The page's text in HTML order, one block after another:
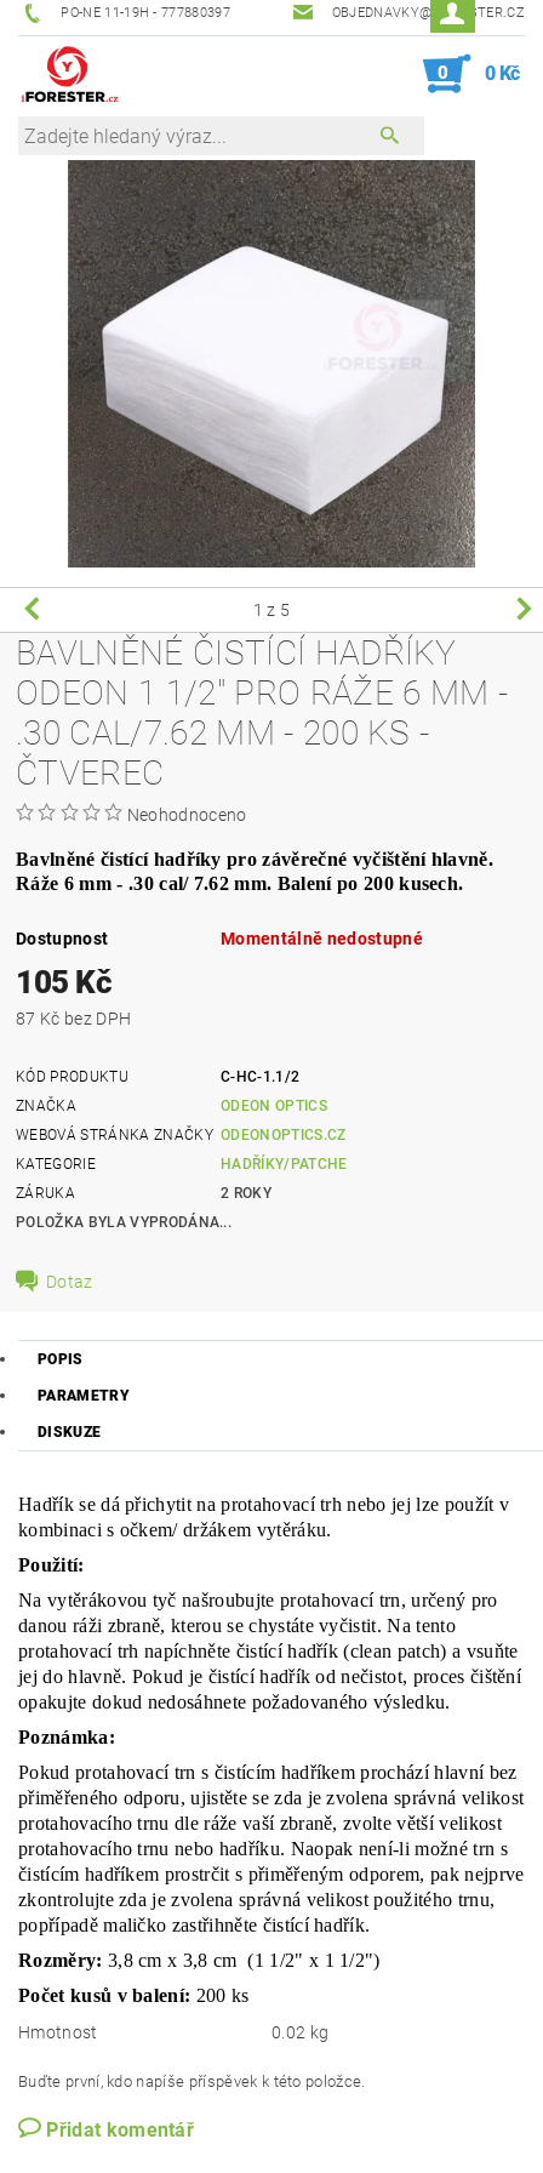
PO-NE 11-19H - 777880397 OBJEDNAVKY@IFORESTER.CZ
0 0 Kč
1 z 5
BAVLNĚNÉ ČISTÍCÍ HADŘÍKY
ODEON 1 1/2" PRO RÁŽE 6 MM -
.30 CAL/7.62 MM - 200 KS -
ČTVEREC
Neohodnoceno
Bavlněné čistící hadříky pro závěrečné vyčištění hlavně.
Ráže 6 mm - .30 cal/ 7.62 mm. Balení po 200 kusech.
Dostupnost Momentálně nedostupné
105 Kč
87 Kč bez DPH
KÓD PRODUKTU
C-HC-1.1/2
ZNAČKA
ODEON OPTICS
WEBOVÁ STRÁNKA ZNAČKY ODEONOPTICS.CZ
KATEGORIE
HADŘÍKY/PATCHE
ZÁRUKA
2 ROKY
POLOŽKA BYLA VYPRODÁNA...
Dotaz
POPIS
PARAMETRY
DISKUZE
Hadřík se dá přichytit na protahovací trh nebo jej lze použít v
kombinaci s očkem/ držákem vytěráku.
Použití:
Na vytěrákovou tyč našroubujte protahovací trn, určený pro
danou ráži zbraně, kterou se chystáte vyčistit. Na tento
protahovací trh napíchněte čistící hadřík (clean patch) a vsuňte
jej do hlavně. Pokud je čistící hadřík od nečistot, proces čištění
opakujte dokud nedosáhnete požadovaného výsledku.
Poznámka:
Pokud protahovací trn s čistícím hadříkem prochází hlavní bez
přiměřeného odporu, ujistěte se zda je zvolena správná velikost
protahovacího trnu dle ráže vaší zbraně, zvolte větší velikost
protahovacího trnu nebo hadříku. Naopak není-li možné trn s
čistícím hadříkem prostrčit s přiměřeným odporem, pak nejprve
zkontrolujte zda je zvolena správná velikost použitého trnu,
popřípadě maličko zastřihněte čistící hadřík.
Rozměry: 3,8 cm x 3,8 cm (1 1/2" x 1 1/2")
Počet kusů v balení: 200 ks
Hmotnost 0.02 kg
Buďte první, kdo napíše příspěvek k této položce.
Přidat komentář